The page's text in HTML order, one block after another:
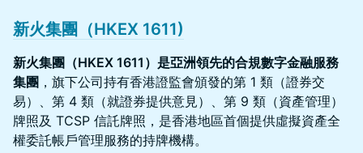
新火集團（HKEX 1611)
新火集團（HKEX 1611）是亞洲領先的合規數字金融服務
集團 ，旗下公司持有香港證監會頒發的第 1 類（證券交
易）、第 4 類（就證券提供意見）、第 9 類（資產管理）
牌照及 TCSP 信託牌照，是香港地區首個提供虛擬資產全
權委託帳戶管理服務的持牌機構。